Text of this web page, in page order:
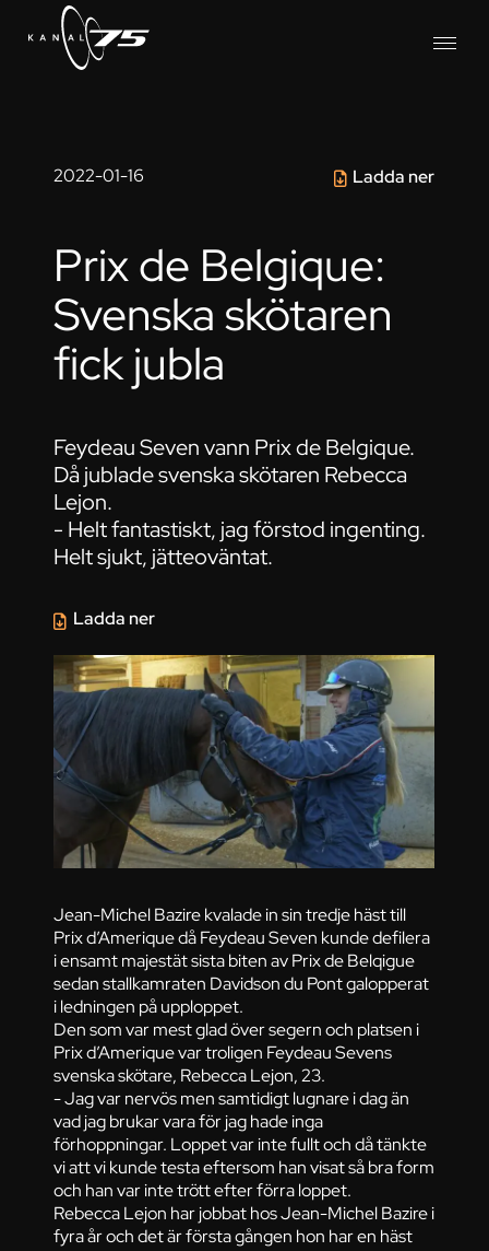
2022-01-16 Ladda ner
Prix de Belgique:
Svenska skötaren
fick jubla
Feydeau Seven vann Prix de Belgique.
Då jublade svenska skötaren Rebecca
Lejon.
- Helt fantastiskt, jag förstod ingenting.
Helt sjukt, jätteoväntat.
Jean-Michel Bazire kvalade in sin tredje häst till
Prix d’Amerique då Feydeau Seven kunde defilera
i ensamt majestät sista biten av Prix de Belqigue
sedan stallkamraten Davidson du Pont galopperat
i ledningen på upploppet.
Den som var mest glad över segern och platsen i
Prix d’Amerique var troligen Feydeau Sevens
svenska skötare, Rebecca Lejon, 23.
- Jag var nervös men samtidigt lugnare i dag än
vad jag brukar vara för jag hade inga
förhoppningar. Loppet var inte fullt och då tänkte
vi att vi kunde testa eftersom han visat så bra form
och han var inte trött efter förra loppet.
Rebecca Lejon har jobbat hos Jean-Michel Bazire i
fyra år och det är första gången hon har en häst
Ladda ner